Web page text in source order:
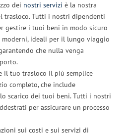
dei nostri servizi è la nostra
trasloco. Tutti i nostri dipendenti
gestire i tuoi beni in modo sicuro
moderni, ideali per il lungo viaggio
che nulla venga
il tuo trasloco il più semplice
completo, che include
scarico dei tuoi beni. Tutti i nostri
per assicurare un processo
sui costi e sui servizi di